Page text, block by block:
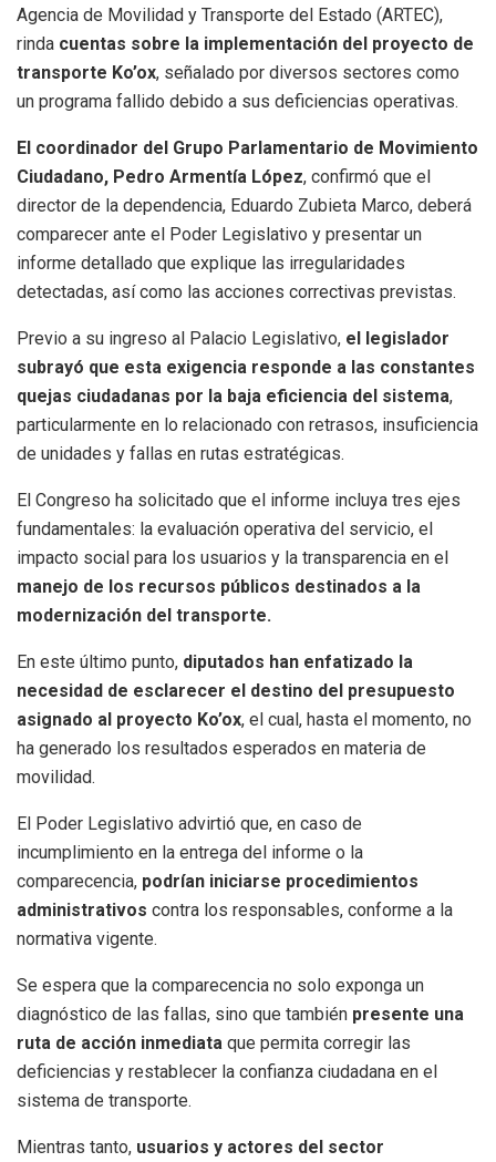
Agencia de Movilidad y Transporte del Estado (ARTEC),
rinda cuentas sobre la implementación del proyecto de
transporte Ko’ox, señalado por diversos sectores como
un programa fallido debido a sus deficiencias operativas.
El coordinador del Grupo Parlamentario de Movimiento
Ciudadano, Pedro Armentía López, confirmó que el
director de la dependencia, Eduardo Zubieta Marco, deberá
comparecer ante el Poder Legislativo y presentar un
informe detallado que explique las irregularidades
detectadas, así como las acciones correctivas previstas.
Previo a su ingreso al Palacio Legislativo, el legislador
subrayó que esta exigencia responde a las constantes
quejas ciudadanas por la baja eficiencia del sistema,
particularmente en lo relacionado con retrasos, insuficiencia
de unidades y fallas en rutas estratégicas.
El Congreso ha solicitado que el informe incluya tres ejes
fundamentales: la evaluación operativa del servicio, el
impacto social para los usuarios y la transparencia en el
manejo de los recursos públicos destinados a la
modernización del transporte.
En este último punto, diputados han enfatizado la
necesidad de esclarecer el destino del presupuesto
asignado al proyecto Ko’ox, el cual, hasta el momento, no
ha generado los resultados esperados en materia de
movilidad.
El Poder Legislativo advirtió que, en caso de
incumplimiento en la entrega del informe o la
comparecencia, podrían iniciarse procedimientos
administrativos contra los responsables, conforme a la
normativa vigente.
Se espera que la comparecencia no solo exponga un
diagnóstico de las fallas, sino que también presente una
ruta de acción inmediata que permita corregir las
deficiencias y restablecer la confianza ciudadana en el
sistema de transporte.
Mientras tanto, usuarios y actores del sector